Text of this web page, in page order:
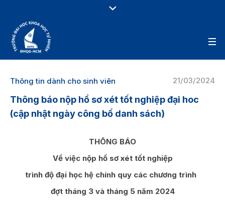
21/03/2024
Thông tin dành cho sinh viên
Thông báo nộp hồ sơ xét tốt nghiệp đại hoc
(cập nhật ngày công bố danh sách)
THÔNG BÁO
Về việc nộp hồ sơ xét tốt nghiệp
trình độ đại học hệ chính quy các chương trình
đợt tháng 3 và tháng 5 năm 2024